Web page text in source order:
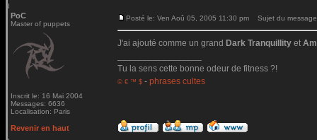
PoC
Master of puppets
Inscrit le: 16 Mai 2004
Messages: 6636
Localisation: Paris
Posté le: Ven Aoû 05, 2005 11:30 pm Sujet du
J'ai ajouté comme un grand Dark Tranquillity et
Tu la sens cette bonne odeur de fitness ?!
© € ™ $ - phrases cultes
Revenir en haut